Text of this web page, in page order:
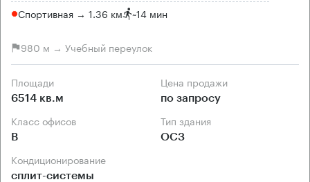
Спортивная → 1.36 км ~14 мин
980 м → Учебный переулок
Площади
6514 кв.м
Цена продажи
по запросу
Класс офисов
B
Тип здания
ОСЗ
Кондиционирование
сплит-системы